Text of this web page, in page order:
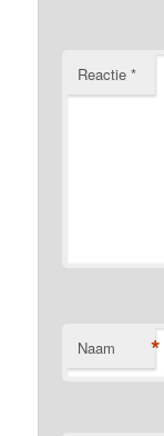
Reactie*
Naam *